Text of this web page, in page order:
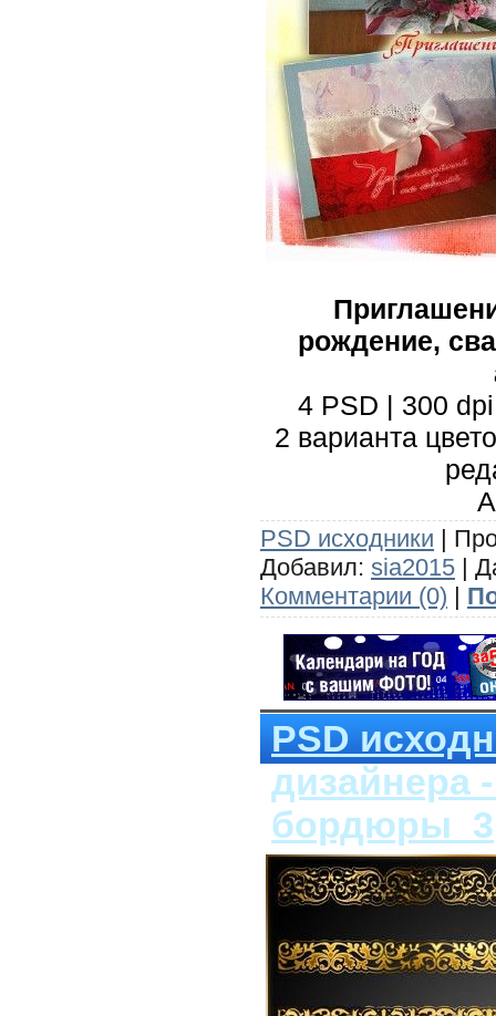
рождение,
4 PSD | 300
2 варианта
PSD исходники |
Добавил: sia2015 |
Комментарии (0) |
PSD
дизайнера
бордюры_3